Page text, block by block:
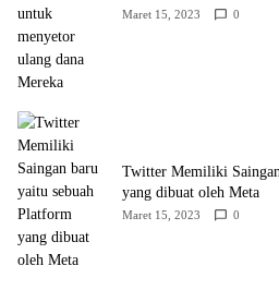
Maret 15, 2023 0
Twitter Memiliki
yang dibuat oleh Meta
Maret 15, 2023 0